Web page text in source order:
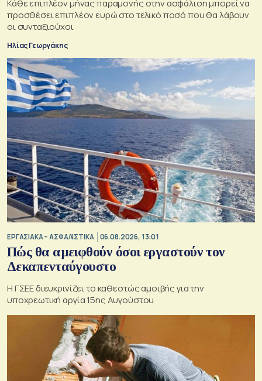
Κάθε επιπλέον μήνας παραμονής στην ασφάλιση μπορεί να
προσθέσει επιπλέον ευρώ στο τελικό ποσό που θα λάβουν
οι συνταξιούχοι
Ηλίας Γεωργάκης
ΕΡΓΑΣΙΑΚΑ – ΑΣΦΑΛΙΣΤΙΚΑ 06.08.2026, 13:01
Πώς θα αμειφθούν όσοι εργαστούν τον
Δεκαπενταύγουστο
Η ΓΣΕΕ διευκρινίζει το καθεστώς αμοιβής για την
υποχρεωτική αργία 15ης Αυγούστου